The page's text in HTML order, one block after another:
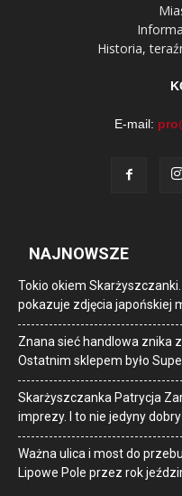
Historia,
E-mail:
NAJNOWSZE
Tokio okiem
pokazuje zdjęcia japońskiej
Znana sieć handlowa znika
Ostatnim sklepem było
Skarżyszczanka Patrycja
imprezy. I to nie jedyny dobry
Ważna ulica i most do
Lipowe Pole przez rok